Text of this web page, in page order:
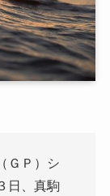
ＧＰ）シ
日、真駒